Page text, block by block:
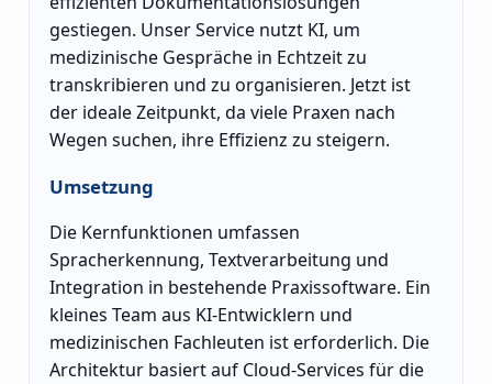
gestiegen. Unser Service nutzt KI, um
medizinische Gespräche in Echtzeit zu
transkribieren und zu organisieren. Jetzt ist
der ideale Zeitpunkt, da viele Praxen nach
Wegen suchen, ihre Effizienz zu steigern.
Umsetzung
Die Kernfunktionen umfassen
Spracherkennung, Textverarbeitung und
Integration in bestehende Praxissoftware. Ein
kleines Team aus KI-Entwicklern und
medizinischen Fachleuten ist erforderlich. Die
Architektur basiert auf Cloud-Services für die